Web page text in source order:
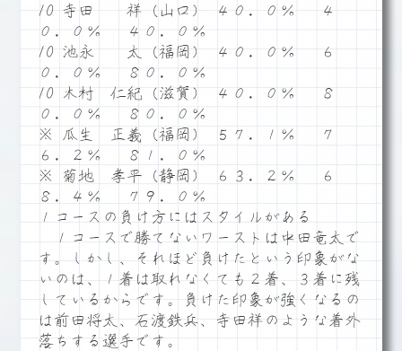
10 寺田 祥（山口） ４０．０％ ４
０．０％ ４０．０％
10 池永 太（福岡） ４０．０％ ６
０．０％ ８０．０％
10 木村 仁紀（滋賀） ４０．０％ ８
０．０％ ８０．０％
※ 瓜生 正義（福岡） ５７．１％ ７
６．２％ ８１．０％
※ 菊地 孝平（静岡） ６３．２％ ６
８．４％ ７９．０％
１コースの負け方にはスタイルがある
１コースで勝てないワーストは中田竜太で
す。しかし、それほど負けたという印象がな
いのは、１着は取れなくても２着、３着に残
しているからです。負けた印象が強くなるの
は前田将太、石渡鉄兵、寺田祥のような着外
落ちする選手です。